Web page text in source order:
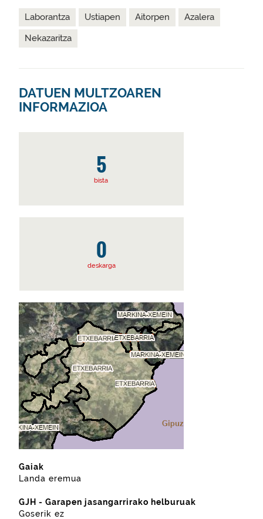
Laborantza Ustiapen Aitorpen
Azalera
Nekazaritza
DATUEN MULTZOAREN
INFORMAZIOA
5
bista
0
deskarga
Gaiak
Landa eremua
GJH - Garapen jasangarrirako helburuak
Goserik ez